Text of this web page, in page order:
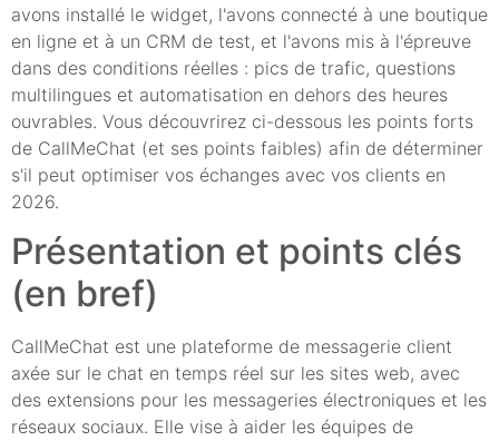
avons installé le widget, l'avons connecté à une boutique
en ligne et à un CRM de test, et l'avons mis à l'épreuve
dans des conditions réelles : pics de trafic, questions
multilingues et automatisation en dehors des heures
ouvrables. Vous découvrirez ci-dessous les points forts
de CallMeChat (et ses points faibles) afin de déterminer
s'il peut optimiser vos échanges avec vos clients en
2026.
Présentation et points clés
(en bref)
CallMeChat est une plateforme de messagerie client
axée sur le chat en temps réel sur les sites web, avec
des extensions pour les messageries électroniques et les
réseaux sociaux. Elle vise à aider les équipes de